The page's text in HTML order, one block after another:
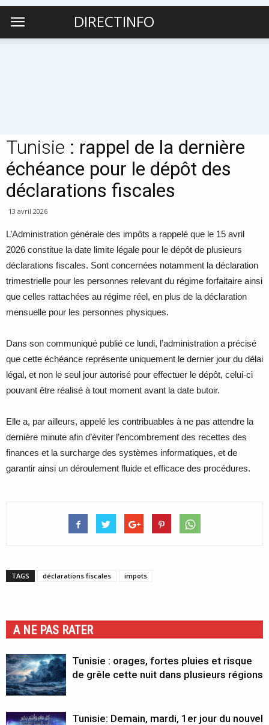
DIRECTINFO
Tunisie : rappel de la dernière
échéance pour le dépôt des
déclarations fiscales
13 avril 2026
L’Administration générale des impôts a rappelé que le 15 avril
2026 constitue la date limite légale pour le dépôt de plusieurs
déclarations fiscales. Sont concernées notamment la déclaration
trimestrielle pour les personnes relevant du régime forfaitaire ainsi
que celles rattachées au régime réel, en plus de la déclaration
mensuelle pour les personnes physiques.
Dans son communiqué publié ce lundi, l’administration a précisé
que cette échéance représente uniquement le dernier jour du délai
légal, et non le seul jour autorisé pour effectuer le dépôt, celui-ci
pouvant être réalisé à tout moment avant la date butoir.
Elle a, par ailleurs, appelé les contribuables à ne pas attendre la
dernière minute afin d’éviter l’encombrement des recettes des
finances et la surcharge des systèmes informatiques, et de
garantir ainsi un déroulement fluide et efficace des procédures.
TAGS déclarations fiscales impots
A NE PAS RATER
Tunisie : orages, fortes pluies et risque
de grêle cette nuit dans plusieurs régions
Tunisie: Demain, mardi, 1er jour du nouvel